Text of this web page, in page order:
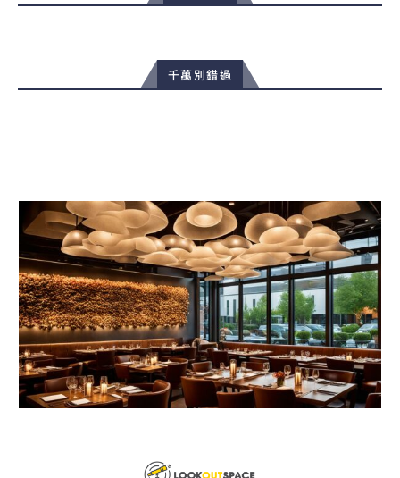
千萬別錯過